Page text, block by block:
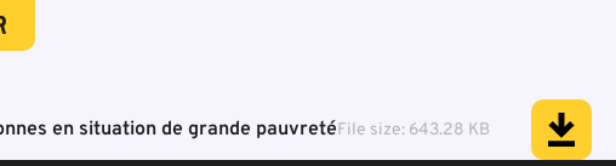
en situation de grande pauvretéFile size: 643.28 KB